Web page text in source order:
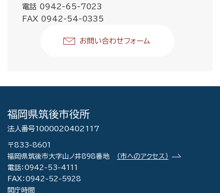
電話 0942-65-7023
FAX 0942-54-0335
お問い合わせフォーム
福岡県筑後市役所
法人番号1000020402117
〒833-8601
福岡県筑後市大字山ノ井898番地
（市へのアクセス）
電話：0942-53-4111
FAX：0942-52-5928
開庁時間